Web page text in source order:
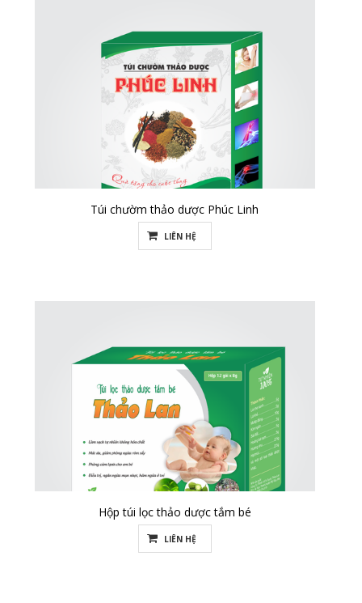
Túi chườm thảo dược Phúc Linh
LIÊN HỆ
Hộp túi lọc thảo dược tắm bé
LIÊN HỆ